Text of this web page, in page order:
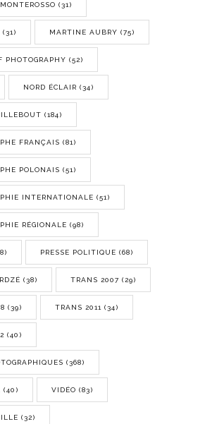
(31)
(31) MARTINE AUBRY (75)
PHOTOGRAPHY (52)
NORD ÉCLAIR (34)
(184)
FRANÇAIS (81)
POLONAIS (51)
INTERNATIONALE (51)
RÉGIONALE (98)
PRESSE POLITIQUE (68)
(38) TRANS 2007 (29)
(39) TRANS 2011 (34)
(40)
(368)
(40) VIDÉO (83)
(32)